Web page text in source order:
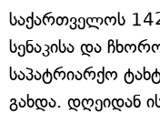
საქართველოს
სენაკისა და
საპატრიარქო
გახდა. დღეიდან